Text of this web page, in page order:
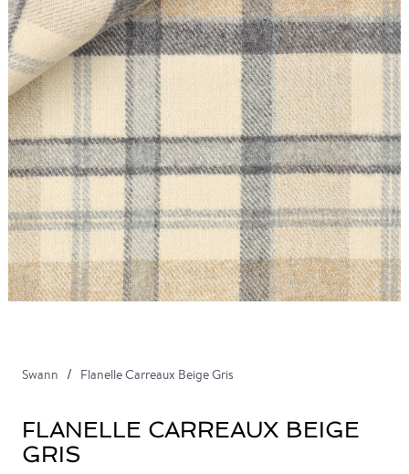
Swann Flanelle Carreaux Beige Gris
FLANELLE CARREAUX BEIGE
GRIS